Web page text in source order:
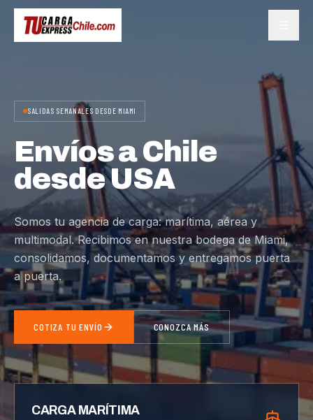
SALIDAS SEMANALES DESDE MIAMI
Envíos a Chile
desde USA
Somos tu agencia de carga: marítima, aérea y
multimodal. Recibimos en nuestra bodega de Miami,
consolidamos, documentamos y entregamos puerta
a puerta.
COTIZA TU ENVÍO CONOZCA MÁS
CARGA MARÍTIMA